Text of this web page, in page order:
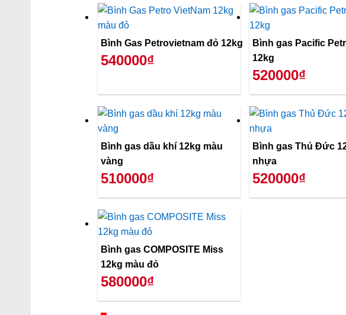
Bình Gas Petrovietnam đỏ 12kg
540000₫
Bình gas Pacific
12kg
520000₫
Bình gas dầu khí 12kg màu
vàng
510000₫
Bình gas Thủ Đức
nhựa
520000₫
Bình gas COMPOSITE Miss
12kg màu đỏ
580000₫